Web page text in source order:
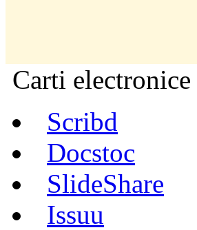
Carti
Scribd
Docstoc
SlideShare
Issuu